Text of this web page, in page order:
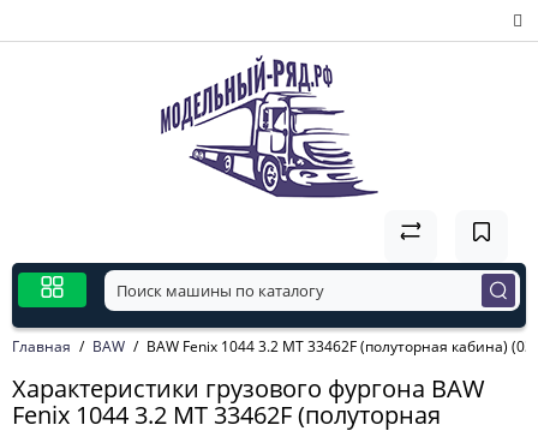
Главная BAW BAW Fenix 1044 3.2 MT 33462F (полуторная кабина)
Характеристики грузового фургона BAW
Fenix 1044 3.2 MT 33462F (полуторная